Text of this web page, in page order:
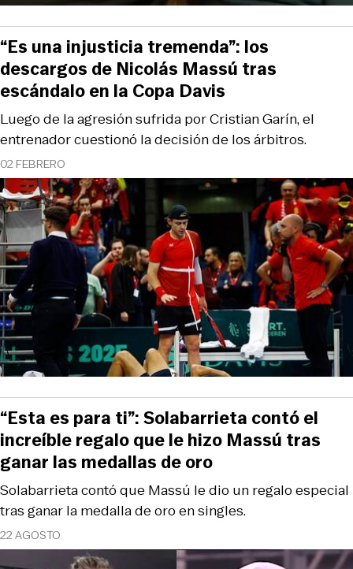
02 FEBRERO
Luego de la agresión sufrida por Cristian Garín, el
entrenador cuestionó la decisión de los árbitros.
“Es una injusticia tremenda”: los
descargos de Nicolás Massú tras
escándalo en la Copa Davis
22 AGOSTO
Solabarrieta contó que Massú le dio un regalo especial
tras ganar la medalla de oro en singles.
“Esta es para ti”: Solabarrieta contó el
increíble regalo que le hizo Massú tras
ganar las medallas de oro